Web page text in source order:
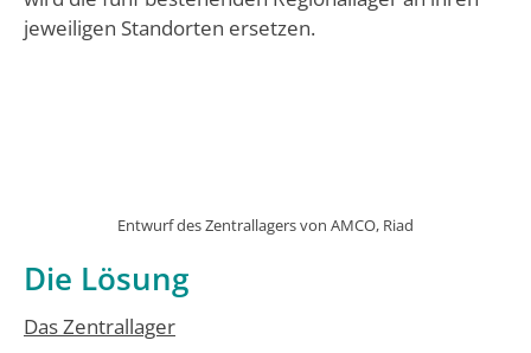
jeweiligen Standorten ersetzen.
Entwurf des Zentrallagers von AMCO, Riad
Die Lösung
Das Zentrallager